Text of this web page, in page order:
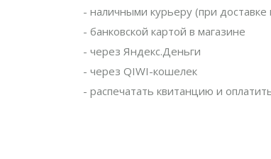
- наличными курьеру (при доставке
- банковской картой в магазине
- через Яндекс.Деньги
- через QIWI-кошелек
- распечатать квитанцию и